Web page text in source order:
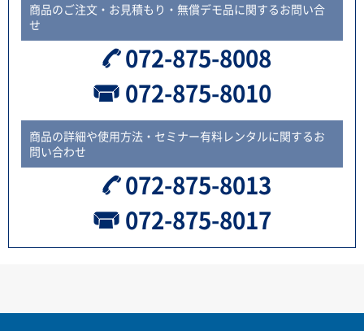
商品のご注文・お見積もり・無償デモ品に関するお問い合
せ
072-875-8008
072-875-8010
商品の詳細や使用方法・セミナー有料レンタルに関するお
問い合わせ
072-875-8013
072-875-8017